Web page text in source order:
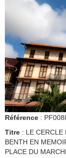
Référence :
Titre : LE CERCLE
BENTH EN
PLACE DU